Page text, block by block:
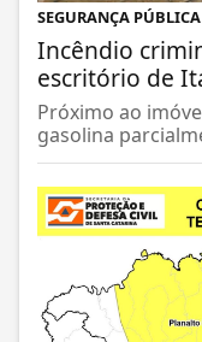
SEGURANÇA PÚBLICA
Incêndio
escritório de
Próximo ao
gasolina